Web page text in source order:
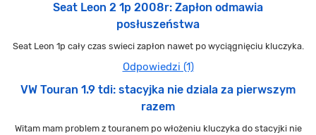
Seat Leon 2 1p 2008r: Zapłon odmawia
posłuszeństwa
Seat Leon 1p cały czas swieci zapłon nawet po wyciągnięciu kluczyka.
Odpowiedzi (1)
VW Touran 1.9 tdi: stacyjka nie dziala za pierwszym
razem
Witam mam problem z touranem po włożeniu kluczyka do stacyjki nie